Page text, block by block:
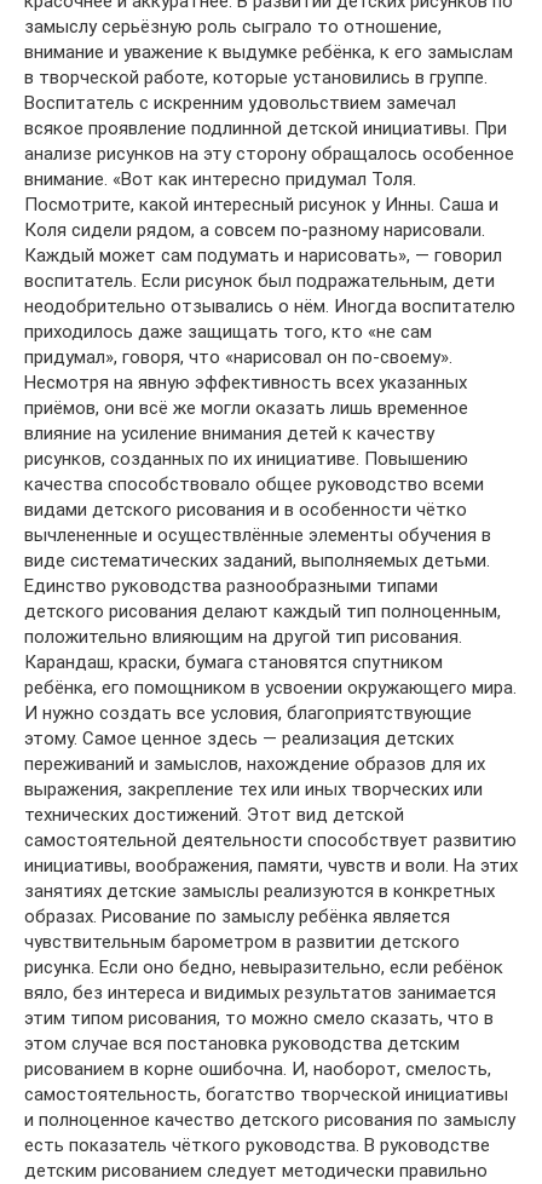
замыслу серьёзную роль сыграло то отношение,
внимание и уважение к выдумке ребёнка, к его замыслам
в творческой работе, которые установились в группе.
Воспитатель с искренним удовольствием замечал
всякое проявление подлинной детской инициативы. При
анализе рисунков на эту сторону обращалось особенное
внимание. «Вот как интересно придумал Толя.
Посмотрите, какой интересный рисунок у Инны. Саша и
Коля сидели рядом, а совсем по-разному нарисовали.
Каждый может сам подумать и нарисовать», — говорил
воспитатель. Если рисунок был подражательным, дети
неодобрительно отзывались о нём. Иногда воспитателю
приходилось даже защищать того, кто «не сам
придумал», говоря, что «нарисовал он по-своему».
Несмотря на явную эффективность всех указанных
приёмов, они всё же могли оказать лишь временное
влияние на усиление внимания детей к качеству
рисунков, созданных по их инициативе. Повышению
качества способствовало общее руководство всеми
видами детского рисования и в особенности чётко
вычлененные и осуществлённые элементы обучения в
виде систематических заданий, выполняемых детьми.
Единство руководства разнообразными типами
детского рисования делают каждый тип полноценным,
положительно влияющим на другой тип рисования.
Карандаш, краски, бумага становятся спутником
ребёнка, его помощником в усвоении окружающего мира.
И нужно создать все условия, благоприятствующие
этому. Самое ценное здесь — реализация детских
переживаний и замыслов, нахождение образов для их
выражения, закрепление тех или иных творческих или
технических достижений. Этот вид детской
самостоятельной деятельности способствует развитию
инициативы, воображения, памяти, чувств и воли. На этих
занятиях детские замыслы реализуются в конкретных
образах. Рисование по замыслу ребёнка является
чувствительным барометром в развитии детского
рисунка. Если оно бедно, невыразительно, если ребёнок
вяло, без интереса и видимых результатов занимается
этим типом рисования, то можно смело сказать, что в
этом случае вся постановка руководства детским
рисованием в корне ошибочна. И, наоборот, смелость,
самостоятельность, богатство творческой инициативы
и полноценное качество детского рисования по замыслу
есть показатель чёткого руководства. В руководстве
детским рисованием следует методически правильно